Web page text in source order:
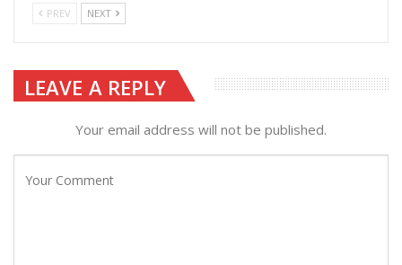
PREV NEXT
LEAVE A REPLY
Your email address will not be published.